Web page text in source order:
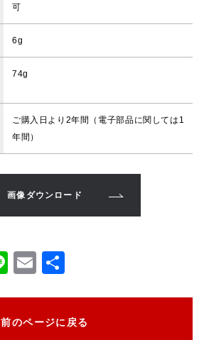
可
6g
74g
ご購入日より2年間（電子部品に関しては1
年間）
画像ダウンロード
Li
E
l
前のページに戻る